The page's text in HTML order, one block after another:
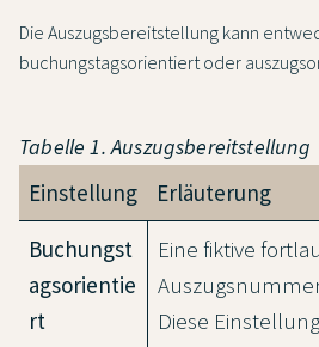
Die Auszugsbereitstellung kann
buchungstagsorientiert oder
Tabelle 1. Auszugsbereitstellung
Einstellung
Erläuterung
Buchungst
agsorientie
rt
Eine fiktive
Diese